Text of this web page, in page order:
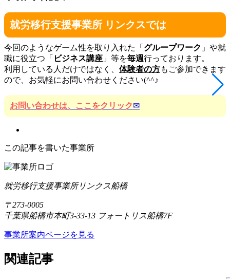
就労移行支援事業所 リンクスでは
今回のようなゲーム性を取り入れた「 グループワーク 」や就
職に役立つ「 ビジネス講座 」等を毎週行っております。
利用している人だけではなく、 体験者の方もご参加できます
ので、お気軽にお問い合わせください(^^♪
お問い合わせは、ここをクリック✉
この記事を書いた事業所
就労移行支援事業所リンクス船橋
〒273-0005
千葉県船橋市本町3-33-13 フォートリス船橋7F
事業所案内ページを見る
関連記事